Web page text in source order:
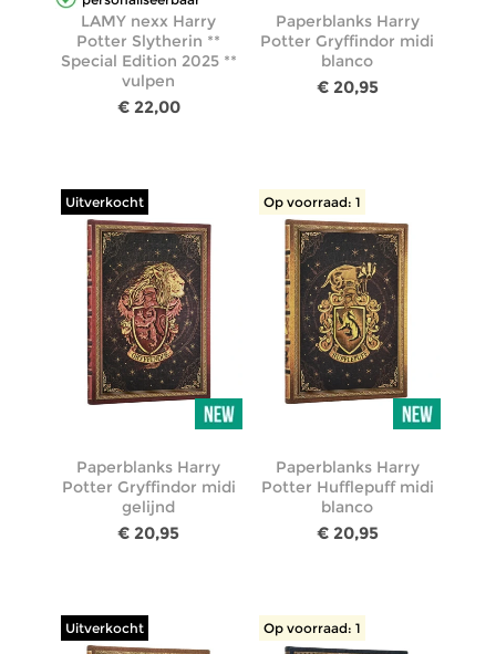
LAMY nexx Harry
Potter Slytherin **
Special Edition 2025 **
vulpen
€ 22,00
Paperblanks Harry
Potter Gryffindor midi
blanco
€ 20,95
Uitverkocht
Paperblanks Harry
Potter Gryffindor midi
gelijnd
€ 20,95
Op voorraad: 1
Paperblanks Harry
Potter Hufflepuff midi
blanco
€ 20,95
Uitverkocht Op voorraad: 1